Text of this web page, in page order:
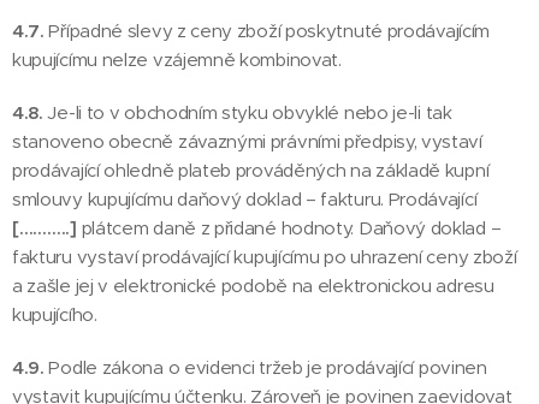
4.7.Případné slevy z ceny zboží poskytnuté prodávajícím
kupujícímu nelze vzájemně kombinovat.
4.8.Je-li to v obchodním styku obvyklé nebo je-li tak
stanoveno obecně závaznými právními předpisy, vystaví
prodávající ohledně plateb prováděných na základě kupní
smlouvy kupujícímu daňový doklad – fakturu. Prodávající
[………..] plátcem daně z přidané hodnoty. Daňový doklad –
fakturu vystaví prodávající kupujícímu po uhrazení ceny zboží
a zašle jej v elektronické podobě na elektronickou adresu
kupujícího.
4.9.Podle zákona o evidenci tržeb je prodávající povinen
vystavit kupujícímu účtenku. Zároveň je povinen zaevidovat